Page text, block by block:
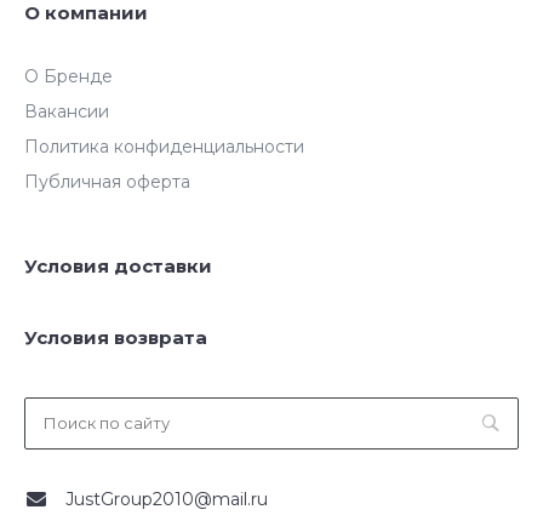
О компании
О Бренде
Вакансии
Политика конфиденциальности
Публичная оферта
Условия доставки
Условия возврата
JustGroup2010@mail.ru